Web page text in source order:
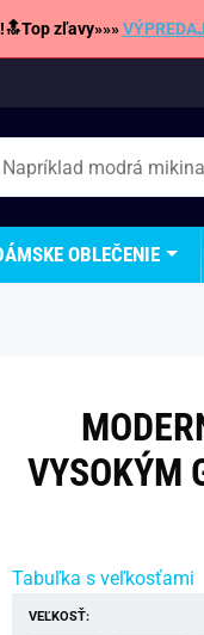
zľavy»»»VÝPREDAJ
OBLEČENIE
VYSOKÝM
Tabuľka s veľkosťami
VEĽKOSŤ: